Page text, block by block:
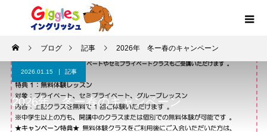
ブログ 記事 2026年 冬ー春のキャンペーン
2026.01.15 記事
2026年 冬ー春のキャンペーン